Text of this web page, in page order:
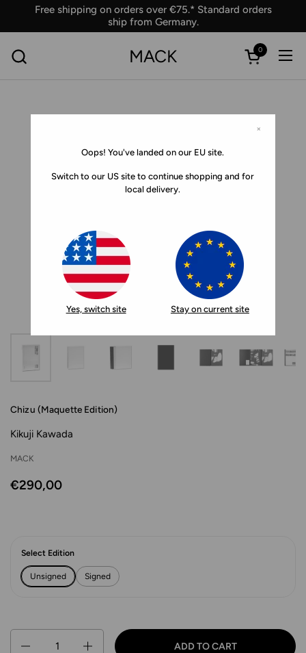
Skip to contentFree shipping on orders over €75.* Standard orders
ship from Germany.
×
Oops! You've landed on our EU site.
Switch to our US site to continue shopping and for
local delivery.
Yes, switch site Stay on current site
MACK Open cart
0
Chizu (Maquette Edition)
Kikuji Kawada
MACK
€290,00
Select Edition
Unsigned Signed
ADD TO CART